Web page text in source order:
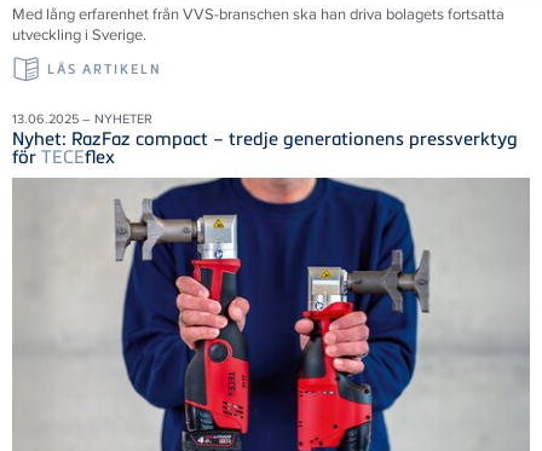
Med lång erfarenhet från VVS-branschen ska han driva bolagets fortsatta
utveckling i Sverige.
LÄS ARTIKELN
13.06.2025 – NYHETER
Nyhet: RazFaz compact – tredje generationens pressverktyg
för TECEflex